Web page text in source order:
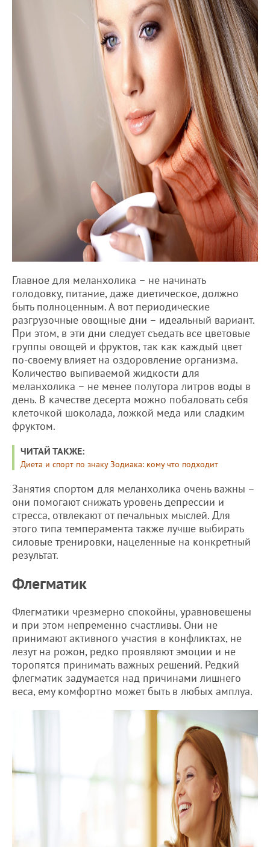
Главное для меланхолика – не начинать
голодовку, питание, даже диетическое, должно
быть полноценным. А вот периодические
разгрузочные овощные дни – идеальный вариант.
При этом, в эти дни следует съедать все цветовые
группы овощей и фруктов, так как каждый цвет
по-своему влияет на оздоровление организма.
Количество выпиваемой жидкости для
меланхолика – не менее полутора литров воды в
день. В качестве десерта можно побаловать себя
клеточкой шоколада, ложкой меда или сладким
фруктом.
ЧИТАЙ ТАКЖЕ:
Диета и спорт по знаку Зодиака: кому что подходит
Занятия спортом для меланхолика очень важны –
они помогают снижать уровень депрессии и
стресса, отвлекают от печальных мыслей. Для
этого типа темперамента также лучше выбирать
силовые тренировки, нацеленные на конкретный
результат.
Флегматик
Флегматики чрезмерно спокойны, уравновешены
и при этом непременно счастливы. Они не
принимают активного участия в конфликтах, не
лезут на рожон, редко проявляют эмоции и не
торопятся принимать важных решений. Редкий
флегматик задумается над причинами лишнего
веса, ему комфортно может быть в любых амплуа.